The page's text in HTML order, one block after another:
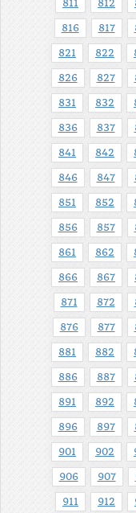
811 812
816 817
821 822
826 827
831 832
836 837
841 842
846 847
851 852
856 857
861 862
866 867
871 872
876 877
881 882
886 887
891 892
896 897
901 902
906 907
911 912